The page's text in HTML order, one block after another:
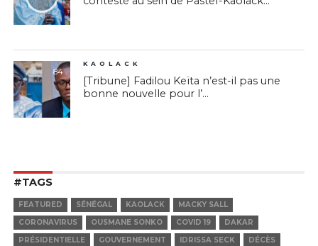
84
KAOLACK
[Tribune] Fadilou Keïta n’est-il pas une
bonne nouvelle pour l’...
#TAGS
FEATURED SÉNÉGAL KAOLACK
MACKY SALL
CORONAVIRUS
OUSMANE SONKO COVID 19
DAKAR
PRÉSIDENTIELLE
GOUVERNEMENT IDRISSA SECK
DÉCÈS